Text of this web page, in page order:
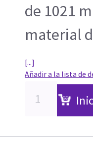
de 1021
material
[...]
Añadir a la lista de